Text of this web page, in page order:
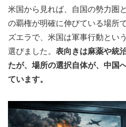
米国から見れば、自国の勢力圏
の覇権が明確に伸びている場所
ズエラで、米国は軍事行動とい
選びました。 表向きは麻薬や統
たが、場所の選択自体が、中国
ています。